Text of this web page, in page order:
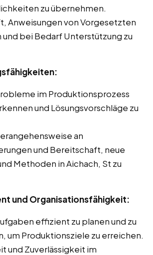
zu übernehmen.
Anweisungen von Vorgesetzten
bei Bedarf Unterstützung zu
im Produktionsprozess
und Lösungsvorschläge zu
an
und Bereitschaft, neue
Methoden in Aichach, St zu
und Organisationsfähigkeit:
effizient zu planen und zu
um Produktionsziele zu erreichen.
und Zuverlässigkeit im